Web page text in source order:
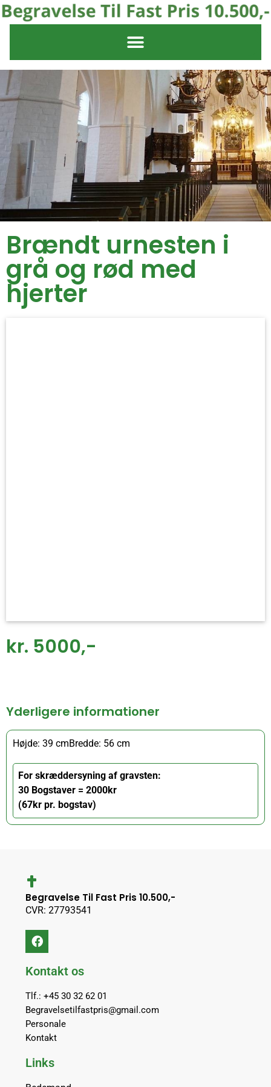
Brændt urnesten i
grå og rød med
hjerter
kr. 5000,-
Yderligere informationer
Højde: 39 cmBredde: 56 cm
For skræddersyning af gravsten:
30 Bogstaver = 2000kr
(67kr pr. bogstav)
Begravelse Til Fast Pris 10.500,-
CVR: 27793541
Kontakt os
Tlf.: +45 30 32 62 01
Begravelsetilfastpris@gmail.com
Personale
Kontakt
Links